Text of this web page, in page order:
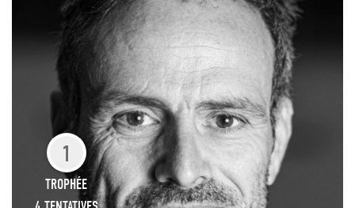
1
TROPHÉE